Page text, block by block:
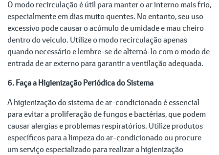
O modo recirculação é útil para manter o ar interno mais frio,
especialmente em dias muito quentes. No entanto, seu uso
excessivo pode causar o acúmulo de umidade e mau cheiro
dentro do veículo. Utilize o modo recirculação apenas
quando necessário e lembre-se de alterná-lo com o modo de
entrada de ar externo para garantir a ventilação adequada.
6. Faça a Higienização Periódica do Sistema
A higienização do sistema de ar-condicionado é essencial
para evitar a proliferação de fungos e bactérias, que podem
causar alergias e problemas respiratórios. Utilize produtos
específicos para a limpeza do ar-condicionado ou procure
um serviço especializado para realizar a higienização